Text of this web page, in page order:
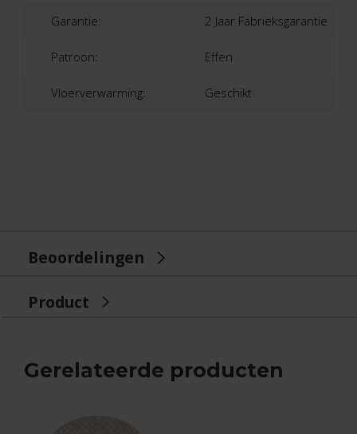
Beoordelingen
Product
Garantie: 2 Jaar Fabrieksgarantie
Patroon: Effen
Vloerverwarming: Geschikt
Gerelateerde producten